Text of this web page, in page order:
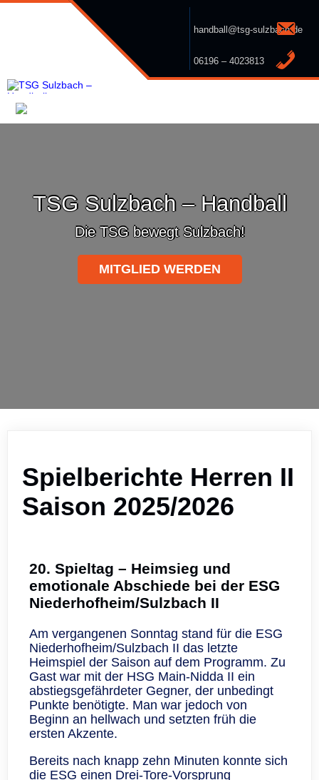
handball@tsg-sulzbach.de
06196 – 4023813
TSG Sulzbach – Handball
Die TSG bewegt Sulzbach!
MITGLIED WERDEN
Spielberichte Herren II
Saison 2025/2026
20. Spieltag – Heimsieg und
emotionale Abschiede bei der ESG
Niederhofheim/Sulzbach II
Am vergangenen Sonntag stand für die ESG
Niederhofheim/Sulzbach II das letzte
Heimspiel der Saison auf dem Programm. Zu
Gast war mit der HSG Main‑Nidda II ein
abstiegsgefährdeter Gegner, der unbedingt
Punkte benötigte. Man war jedoch von
Beginn an hellwach und setzten früh die
ersten Akzente.
Bereits nach knapp zehn Minuten konnte sich
die ESG einen Drei-Tore-Vorsprung